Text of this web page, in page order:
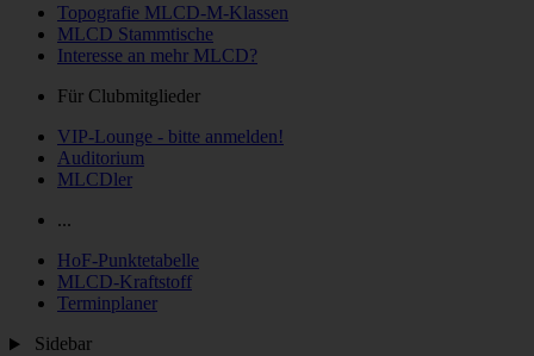
Topografie MLCD-M-Klassen
MLCD Stammtische
Interesse an mehr MLCD?
Für Clubmitglieder
VIP-Lounge - bitte anmelden!
Auditorium
MLCDler
...
HoF-Punktetabelle
MLCD-Kraftstoff
Terminplaner
Sidebar